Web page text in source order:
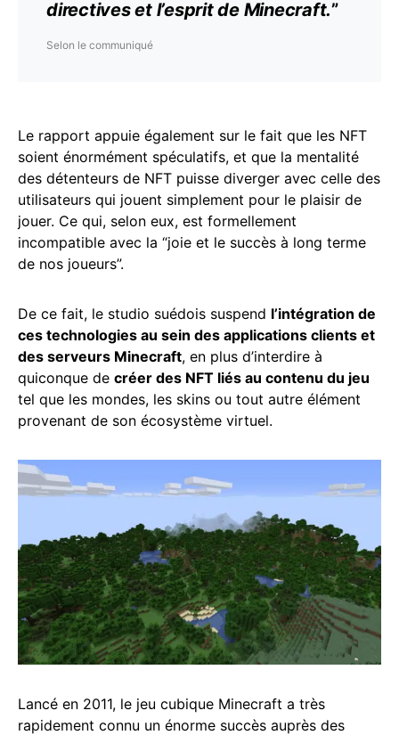
directives et l’esprit de Minecraft.”
Selon le communiqué
Le rapport appuie également sur le fait que les NFT
soient énormément spéculatifs, et que la mentalité
des détenteurs de NFT puisse diverger avec celle des
utilisateurs qui jouent simplement pour le plaisir de
jouer. Ce qui, selon eux, est formellement
incompatible avec la “joie et le succès à long terme
de nos joueurs”.
De ce fait, le studio suédois suspend l’intégration de
ces technologies au sein des applications clients et
des serveurs Minecraft, en plus d’interdire à
quiconque de créer des NFT liés au contenu du jeu
tel que les mondes, les skins ou tout autre élément
provenant de son écosystème virtuel.
Lancé en 2011, le jeu cubique Minecraft a très
rapidement connu un énorme succès auprès des